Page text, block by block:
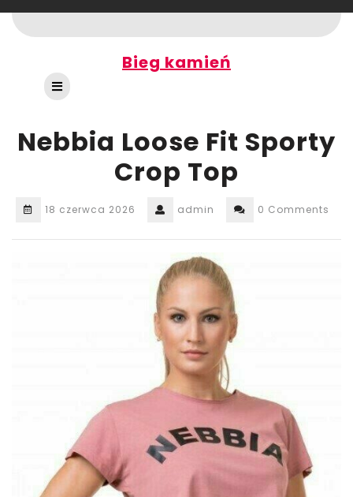
to
content
Bieg kamień
Open
Button
Nebbia Loose Fit Sporty
Crop Top
18 czerwca 2026 admin 0 Comments